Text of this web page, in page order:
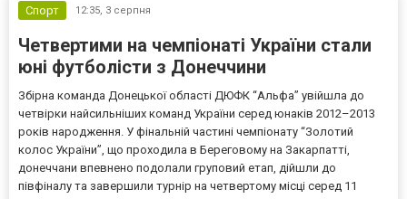
Спорт 12:35, 3 серпня
Четвертими на чемпіонаті України стали
юні футболісти з Донеччини
Збірна команда Донецької області ДЮФК “Альфа” увійшла до
четвірки найсильніших команд України серед юнаків 2012–2013
років народження. У фінальній частині чемпіонату “Золотий
колос України”, що проходила в Береговому на Закарпатті,
донеччани впевнено подолали груповий етап, дійшли до
півфіналу та завершили турнір на четвертому місці серед 11